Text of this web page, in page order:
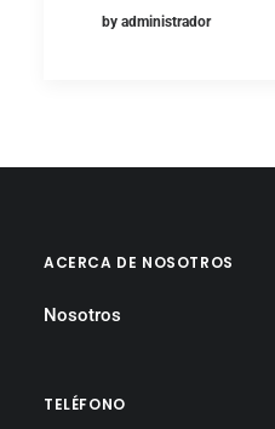
by administrador
ACERCA DE NOSOTROS
Nosotros
TELÉFONO